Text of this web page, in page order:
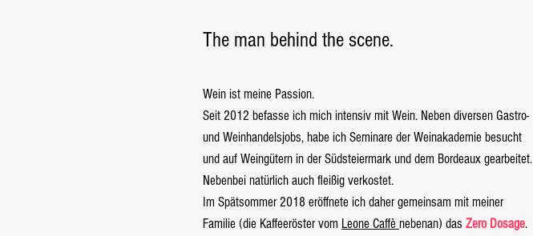
The man behind the scene.
Wein ist meine Passion.
Seit 2012 befasse ich mich intensiv mit Wein. Neben diversen Gastro-
und Weinhandelsjobs, habe ich Seminare der Weinakademie besucht
und auf Weingütern in der Südsteiermark und dem Bordeaux gearbeitet.
Nebenbei natürlich auch fleißig verkostet.
Im Spätsommer 2018 eröffnete ich daher gemeinsam mit meiner
Familie (die Kaffeeröster vom Leone Caffè nebenan) das Zero Dosage.